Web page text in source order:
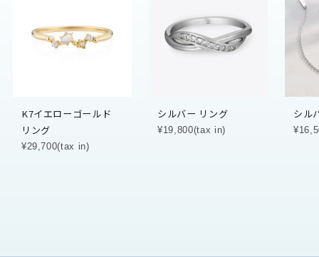
K7イエローゴールド
リング
¥29,700(tax in)
シルバー リング
¥19,800(tax in)
シル